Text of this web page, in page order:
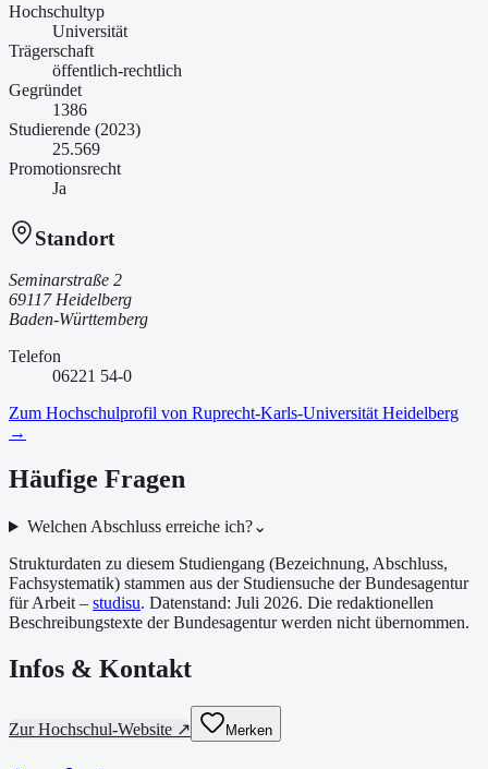
Hochschultyp
Universität
Trägerschaft
öffentlich-rechtlich
Gegründet
1386
Studierende (2023)
25.569
Promotionsrecht
Ja
Standort
Seminarstraße 2
69117 Heidelberg
Baden-Württemberg
Telefon
06221 54-0
Zum Hochschulprofil von Ruprecht-Karls-Universität Heidelberg
→
Häufige Fragen
Welchen Abschluss erreiche ich?⌄
Strukturdaten zu diesem Studiengang (Bezeichnung, Abschluss,
Fachsystematik) stammen aus der Studiensuche der Bundesagentur
für Arbeit – studisu. Datenstand: Juli 2026. Die redaktionellen
Beschreibungstexte der Bundesagentur werden nicht übernommen.
Infos & Kontakt
Zur Hochschul-Website ↗ Merken